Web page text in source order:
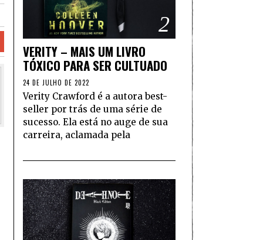
2
VERITY – MAIS UM LIVRO
TÓXICO PARA SER CULTUADO
24 DE JULHO DE 2022
Verity Crawford é a autora best-
seller por trás de uma série de
sucesso. Ela está no auge de sua
carreira, aclamada pela